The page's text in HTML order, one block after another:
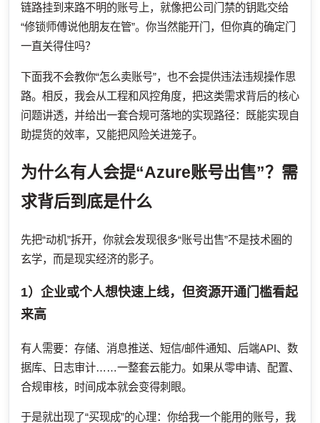
链路挂到来路不明的账号上，就像把公司门禁的钥匙交给
“修锁师傅说他朋友在管”。你当然能开门，但你真的确定门
一直关得住吗？
下面我不会教你“怎么卖账号”，也不会提供违法违规操作思
路。相反，我会从工程和风控角度，把这类需求背后的核心
问题讲透，并给出一套合规可落地的实现路径：既能实现自
助提货的效率，又能把风险关进笼子。
为什么有人会提“Azure账号出售”？需
求背后到底是什么
先把“动机”拆开，你就会发现很多“账号出售”不是技术圈的
玄学，而是现实经济的影子。
1）企业或个人想快速上线，但资源开通门槛看起
来高
有人需要：存储、消息推送、短信/邮件通知、后端API、数
据库、日志审计……一整套云能力。如果从零申请、配置、
合规审核，时间成本就会变得刺眼。
于是就出现了“买现成”的心理：你给我一个能用的账号，我